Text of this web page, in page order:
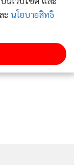
ะ นโยบายสิทธิ